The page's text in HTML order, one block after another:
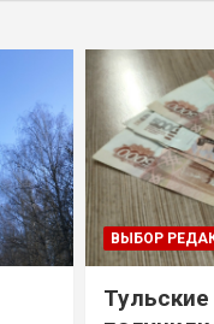
ВЫБОР